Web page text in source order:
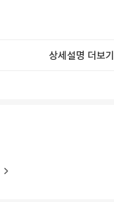
상세설명 더보기